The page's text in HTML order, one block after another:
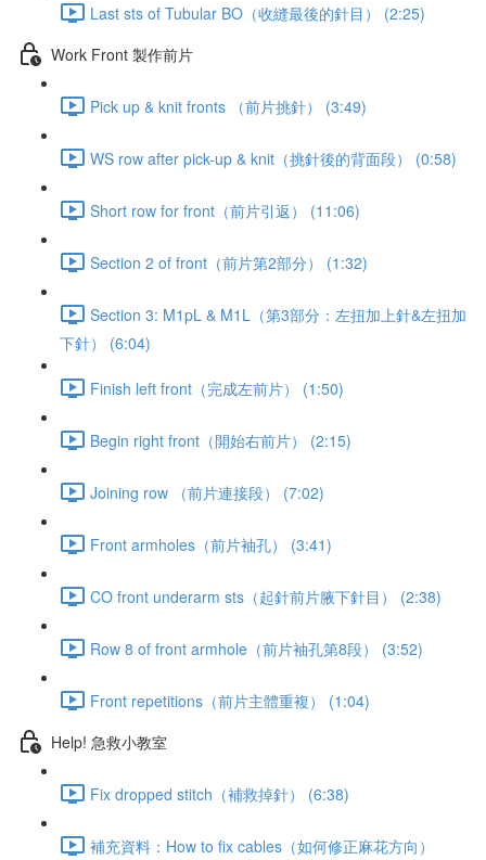
Last sts of Tubular BO（收縫最後的針目） (2:25)
Work Front 製作前片
Pick up & knit fronts （前片挑針） (3:49)
WS row after pick-up & knit（挑針後的背面段） (0:58)
Short row for front（前片引返） (11:06)
Section 2 of front（前片第2部分） (1:32)
Section 3: M1pL & M1L（第3部分：左扭加上針&左扭加
下針） (6:04)
Finish left front（完成左前片） (1:50)
Begin right front（開始右前片） (2:15)
Joining row （前片連接段） (7:02)
Front armholes（前片袖孔） (3:41)
CO front underarm sts（起針前片腋下針目） (2:38)
Row 8 of front armhole（前片袖孔第8段） (3:52)
Front repetitions（前片主體重複） (1:04)
Help! 急救小教室
Fix dropped stitch（補救掉針） (6:38)
補充資料：How to fix cables（如何修正麻花方向）